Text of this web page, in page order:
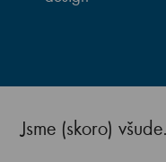
Jsme (skoro)